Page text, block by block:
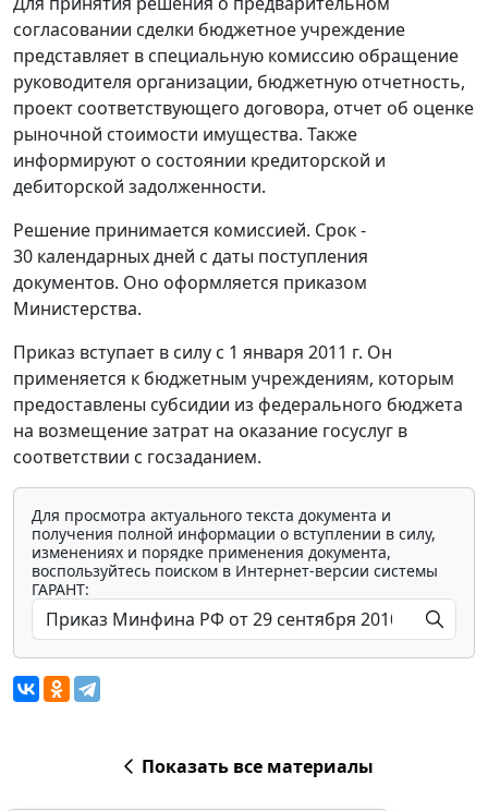
согласовании сделки бюджетное учреждение
представляет в специальную комиссию обращение
руководителя организации, бюджетную отчетность,
проект соответствующего договора, отчет об оценке
рыночной стоимости имущества. Также
информируют о состоянии кредиторской и
дебиторской задолженности.
Решение принимается комиссией. Срок -
30 календарных дней с даты поступления
документов. Оно оформляется приказом
Министерства.
Приказ вступает в силу с 1 января 2011 г. Он
применяется к бюджетным учреждениям, которым
предоставлены субсидии из федерального бюджета
на возмещение затрат на оказание госуслуг в
соответствии с госзаданием.
Для просмотра актуального текста документа и
получения полной информации о вступлении в силу,
изменениях и порядке применения документа,
воспользуйтесь поиском в Интернет-версии системы
ГАРАНТ:
Показать все материалы